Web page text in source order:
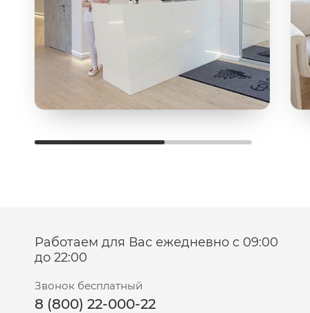
Работаем для Вас ежедневно с 09:00
до 22:00
Звонок бесплатный
8 (800) 22-000-22